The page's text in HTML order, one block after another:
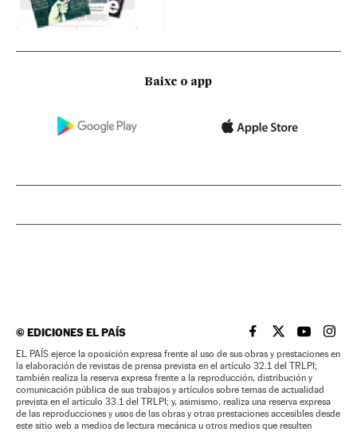
Baixe o app
©EDICIONES EL PAÍS EL PAÍS BRASIL EN
EL PAÍSEL PAÍS
EL
EL PAÍS ejerce la oposición expresa frente al uso de sus obras y prestaciones en
la elaboración de revistas de prensa prevista en el artículo 32.1 del TRLPI;
también realiza la reserva expresa frente a la reproducción, distribución y
comunicación pública de sus trabajos y artículos sobre temas de actualidad
prevista en el artículo 33.1 del TRLPI; y, asimismo, realiza una reserva expresa
de las reproducciones y usos de las obras y otras prestaciones accesibles desde
este sitio web a medios de lectura mecánica u otros medios que resulten